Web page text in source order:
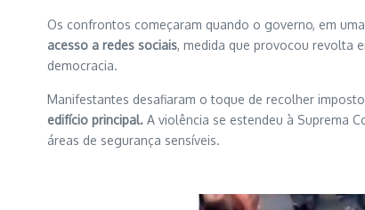
Os confrontos começaram quando o governo, em
acesso a redes sociais, medida que provocou revolta
democracia.
Manifestantes desafiaram o toque de recolher
edifício principal. A violência se estendeu à Suprema
áreas de segurança sensíveis.